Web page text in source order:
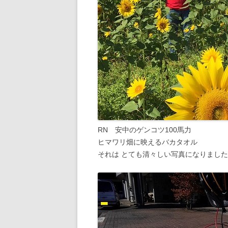
RN 安中のゲンコツ100馬力
ヒマワリ畑に映えるバカタオル
それは とても清々しい写真になりまし